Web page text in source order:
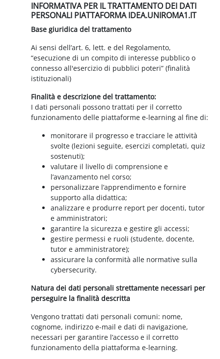
INFORMATIVA PER IL TRATTAMENTO DEI DATI
PERSONALI PIATTAFORMA IDEA.UNIROMA1.IT
Base giuridica del trattamento
Ai sensi dell’art. 6, lett. e del Regolamento,
“esecuzione di un compito di interesse pubblico o
connesso all'esercizio di pubblici poteri” (finalità
istituzionali)
Finalità e descrizione del trattamento:
I dati personali possono trattati per il corretto
funzionamento delle piattaforme e-learning al fine di:
monitorare il progresso e tracciare le attività
svolte (lezioni seguite, esercizi completati, quiz
sostenuti);
valutare il livello di comprensione e
l’avanzamento nel corso;
personalizzare l’apprendimento e fornire
supporto alla didattica;
analizzare e produrre report per docenti, tutor
e amministratori;
garantire la sicurezza e gestire gli accessi;
gestire permessi e ruoli (studente, docente,
tutor e amministratore);
assicurare la conformità alle normative sulla
cybersecurity.
Natura dei dati personali strettamente necessari per
perseguire la finalità descritta
Vengono trattati dati personali comuni: nome,
cognome, indirizzo e-mail e dati di navigazione,
necessari per garantire l’accesso e il corretto
funzionamento della piattaforma e-learning.